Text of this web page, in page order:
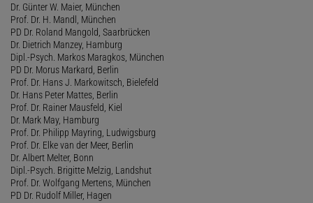
Dr. Günter W. Maier, München
Prof. Dr. H. Mandl, München
PD Dr. Roland Mangold, Saarbrücken
Dr. Dietrich Manzey, Hamburg
Dipl.-Psych. Markos Maragkos, München
PD Dr. Morus Markard, Berlin
Prof. Dr. Hans J. Markowitsch, Bielefeld
Dr. Hans Peter Mattes, Berlin
Prof. Dr. Rainer Mausfeld, Kiel
Dr. Mark May, Hamburg
Prof. Dr. Philipp Mayring, Ludwigsburg
Prof. Dr. Elke van der Meer, Berlin
Dr. Albert Melter, Bonn
Dipl.-Psych. Brigitte Melzig, Landshut
Prof. Dr. Wolfgang Mertens, München
PD Dr. Rudolf Miller, Hagen